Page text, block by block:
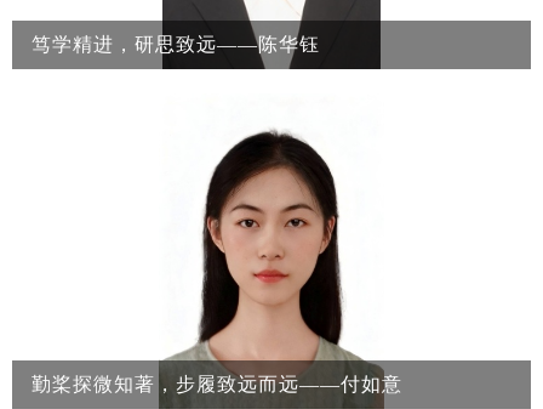
笃学精进，研思致远——陈华钰
信息学专业2022级本科生，综测专业排名第一，现任2022级团总
支书记。本科期间成绩优异，获国家奖学金、国家励志奖学金，
荣获河南省三好学生、郑州大学三好学生等荣誉。科研表现突
出，主持省级大学生创新创业训练计划项目1项，在“挑战杯”全
国大学生课外学术科技作品竞赛中获河南省一等奖，在全国大学
生生命科学竞赛中获省级三等奖；以第一发明人身份授权专利2
勤桨探微知著，步履致远而远——付如意